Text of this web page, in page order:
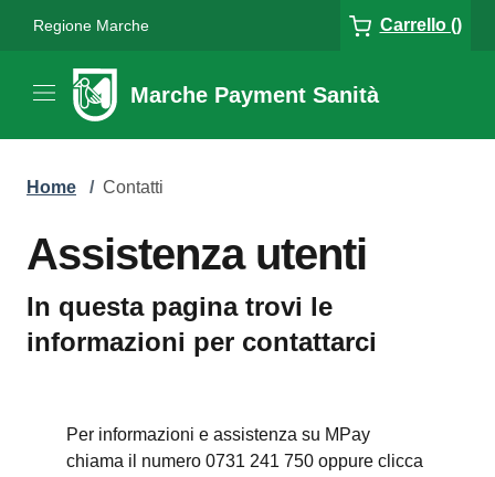
Regione Marche Carrello ()
Marche Payment Sanità
Home / Contatti
Assistenza utenti
In questa pagina trovi le
informazioni per contattarci
Per informazioni e assistenza su MPay
chiama il numero 0731 241 750 oppure clicca